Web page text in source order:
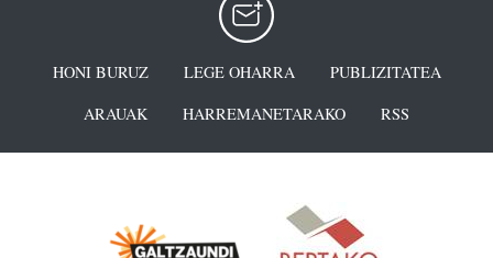
HONI BURUZ LEGE OHARRA
PUBLIZITATEA
ARAUAK
HARREMANETARAKO RSS